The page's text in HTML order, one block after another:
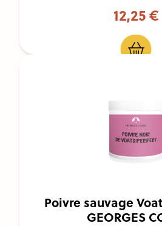
12,25 €
Poivre sauvage
GEORGES